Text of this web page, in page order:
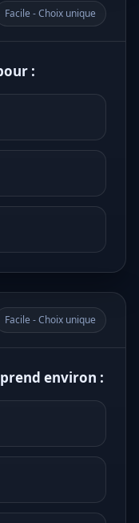
Facile - Choix unique
:
Facile - Choix unique
environ :